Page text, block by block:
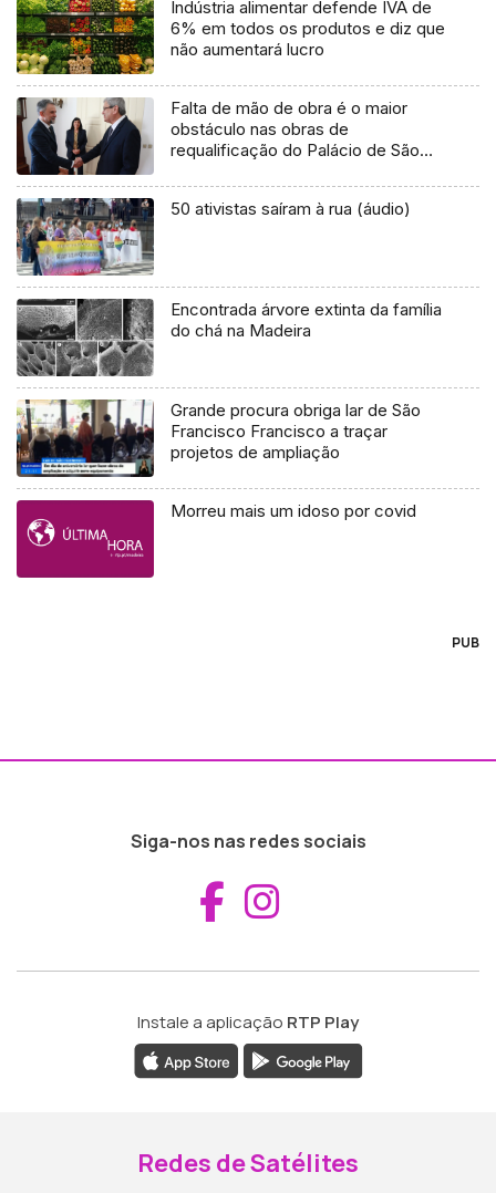
Indústria alimentar defende IVA de
6% em todos os produtos e diz que
não aumentará lucro
Falta de mão de obra é o maior
obstáculo nas obras de
requalificação do Palácio de São
50 ativistas saíram à rua (áudio)
Encontrada árvore extinta da família
do chá na Madeira
Grande procura obriga lar de São
Francisco Francisco a traçar
projetos de ampliação
Morreu mais um idoso por covid
PUB
Siga-nos nas redes sociais
Aceder ao
Instale a aplicação RTP Play
Redes de Satélites